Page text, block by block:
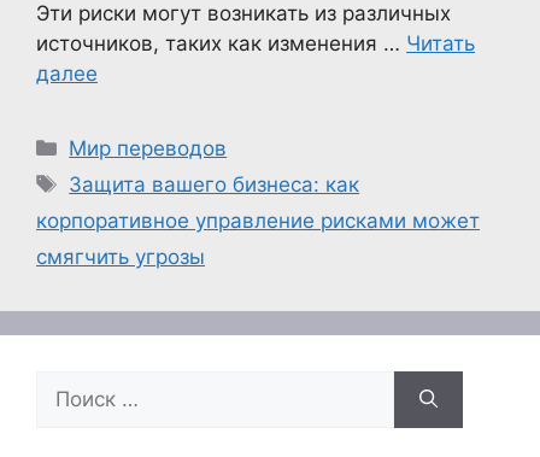
Эти риски могут возникать из различных
источников, таких как изменения … Читать
далее
Рубрики
Мир переводов
Метки
Защита вашего бизнеса: как
корпоративное управление рисками может
смягчить угрозы
Поиск: